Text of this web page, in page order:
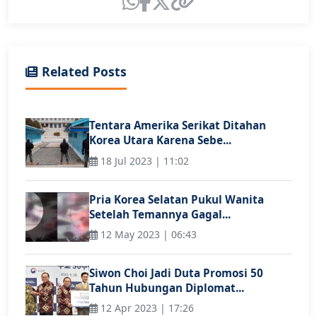
Related Posts
Tentara Amerika Serikat Ditahan
Korea Utara Karena Sebe...
18 Jul 2023 | 11:02
Pria Korea Selatan Pukul Wanita
Setelah Temannya Gagal...
12 May 2023 | 06:43
Siwon Choi Jadi Duta Promosi 50
Tahun Hubungan Diplomat...
12 Apr 2023 | 17:26